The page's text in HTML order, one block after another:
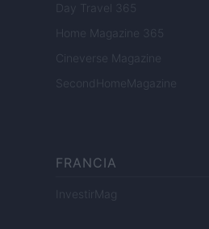
Day Travel 365
Home Magazine 365
Cineverse Magazine
SecondHomeMagazine
FRANCIA
InvestirMag